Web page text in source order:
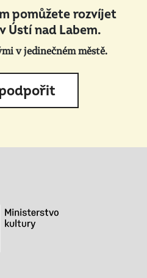
pomůžete rozvíjet
Ústí nad Labem.
v jedinečném městě.